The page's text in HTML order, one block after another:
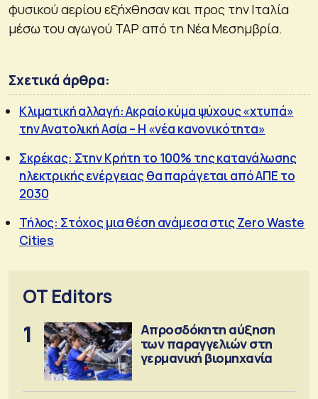
φυσικού αερίου εξήχθησαν και προς την Ιταλία
μέσω του αγωγού TAP από τη Νέα Μεσημβρία.
Σχετικά άρθρα:
Κλιματική αλλαγή: Ακραίο κύμα ψύχους «χτυπά»
την Ανατολική Ασία – Η «νέα κανονικότητα»
Σκρέκας: Στην Κρήτη το 100% της κατανάλωσης
ηλεκτρικής ενέργειας θα παράγεται από ΑΠΕ το
2030
Τήλος: Στόχος μια θέση ανάμεσα στις Zero Waste
Cities
OT Editors
1
Απροσδόκητη αύξηση
των παραγγελιών στη
γερμανική βιομηχανία